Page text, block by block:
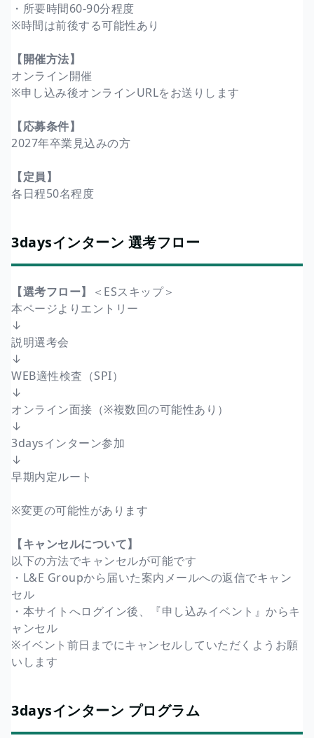
・所要時間60-90分程度
※時間は前後する可能性あり
【開催方法】
オンライン開催
※申し込み後オンラインURLをお送りします
【応募条件】
2027年卒業見込みの方
【定員】
各日程50名程度
3daysインターン 選考フロー
【選考フロー】
＜ESスキップ＞
本ページよりエントリー
↓
説明選考会
↓
WEB適性検査（SPI）
↓
オンライン面接（※複数回の可能性あり）
↓
3daysインターン参加
↓
早期内定ルート
※変更の可能性があります
【キャンセルについて】
以下の方法でキャンセルが可能です
・L&E Groupから届いた案内メールへの返信でキャン
セル
・本サイトへログイン後、『申し込みイベント』からキ
ャンセル
※イベント前日までにキャンセルしていただくようお願
いします
3daysインターン プログラム